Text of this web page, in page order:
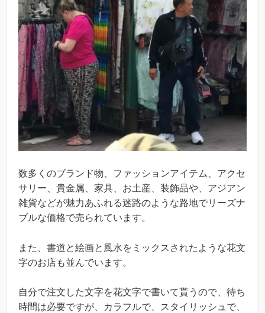
数多くのブランド物、ファッションアイテム、アクセ
サリー、貴金属、家具、お土産、装飾品や、アジアン
雑貨などが魅力あふれる迷路のような路地でリーズナ
ブルな価格で売られています。
また、書道と絵画と風水をミックスされたような花文
字のお店も並んでいます。
自分で注文した文字を花文字で書いて貰うので、待ち
時間は必要ですが、カラフルで、スタイリッシュで、